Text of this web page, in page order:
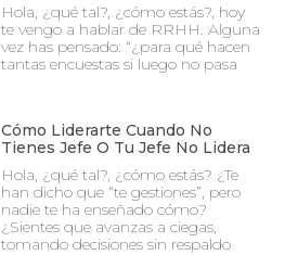
Hola, ¿qué tal?, ¿cómo estás?, hoy
te vengo a hablar de RRHH. Alguna
vez has pensado: “¿para qué hacen
tantas encuestas si luego no pasa
Cómo Liderarte Cuando No
Tienes Jefe O Tu Jefe No Lidera
Hola, ¿qué tal?, ¿cómo estás? ¿Te
han dicho que “te gestiones”, pero
nadie te ha enseñado cómo?
¿Sientes que avanzas a ciegas,
tomando decisiones sin respaldo